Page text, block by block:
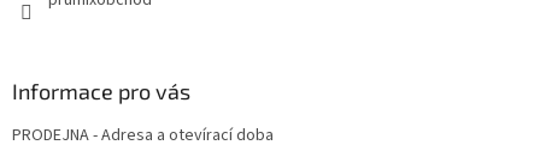
Informace pro vás
PRODEJNA - Adresa a otevírací doba